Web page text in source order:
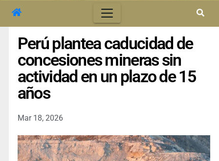
Perú plantea caducidad de
concesiones mineras sin
actividad en un plazo de 15
años
Mar 18, 2026